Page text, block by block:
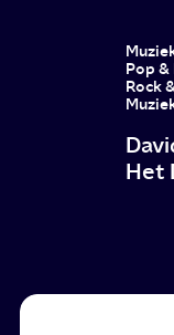
Pop
Rock
Het